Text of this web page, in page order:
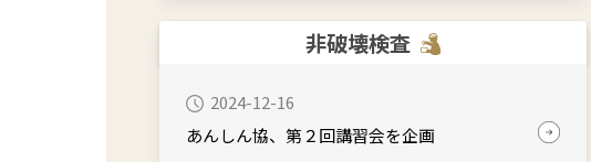
非破壊検査
2024-12-16
あんしん協、第２回講習会を企画